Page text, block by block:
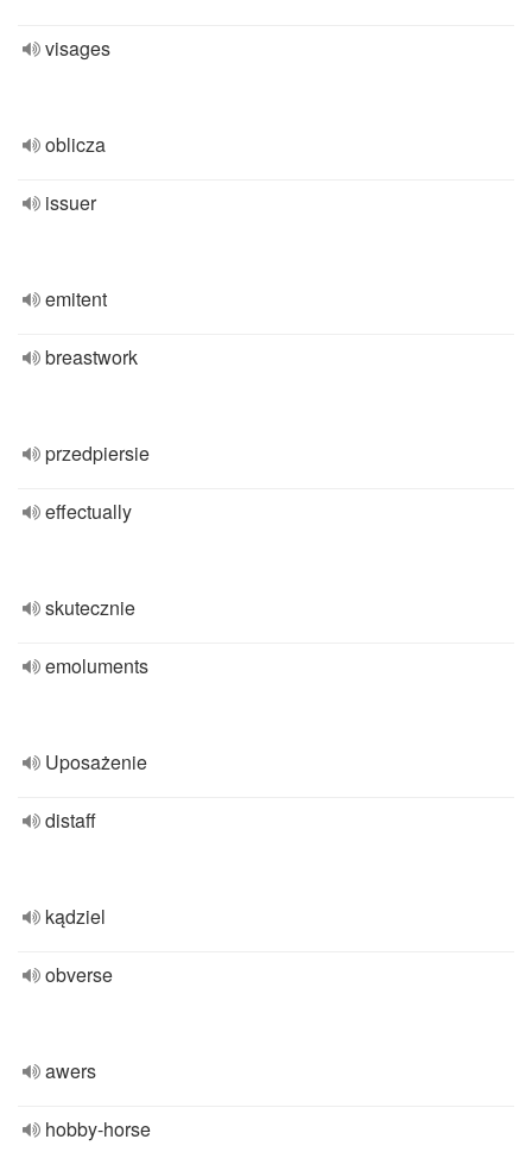
visages
oblicza
issuer
emitent
breastwork
przedpiersie
effectually
skutecznie
emoluments
Uposażenie
distaff
kądziel
obverse
awers
hobby-horse